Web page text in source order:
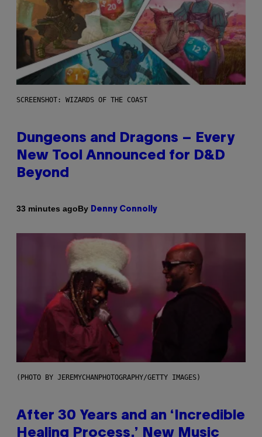
SCREENSHOT: WIZARDS OF THE COAST
Dungeons and Dragons – Every
New Tool Announced for D&D
Beyond
33 minutes agoBy Denny Connolly
(PHOTO BY JEREMYCHANPHOTOGRAPHY/GETTY IMAGES)
After 30 Years and an ‘Incredible
Healing Process,’ New Music